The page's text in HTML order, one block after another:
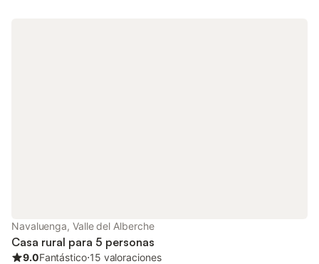
Navaluenga, Valle del Alberche
Casa rural para 5 personas
9.0Fantástico⋅15 valoraciones